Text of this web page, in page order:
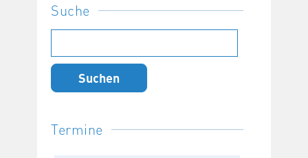
Suche
nach:
Termine